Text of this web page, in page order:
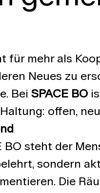
für mehr als
Neues zu
Bei SPACE BO
offen,
BO steht der
sondern
Die